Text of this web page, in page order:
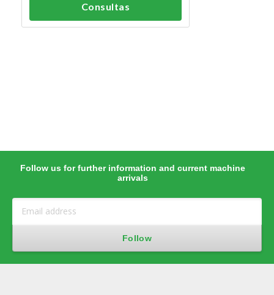
Consultas
Follow us for further information and current machine
arrivals